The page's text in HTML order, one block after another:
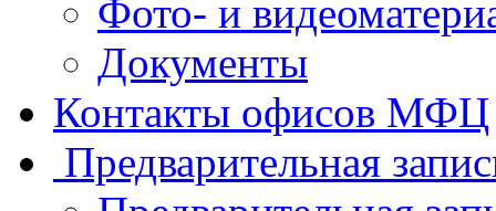
Фото- и
Документы
Контакты офисов МФЦ
Предварительная